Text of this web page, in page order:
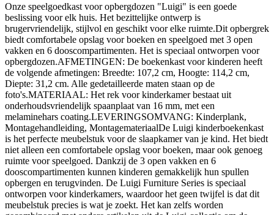
Onze speelgoedkast voor opbergdozen "Luigi" is een goede
beslissing voor elk huis. Het bezittelijke ontwerp is
brugervriendelijk, stijlvol en geschikt voor elke ruimte.Dit opbergrek
biedt comfortabele opslag voor boeken en speelgoed met 3 open
vakken en 6 dooscompartimenten. Het is speciaal ontworpen voor
opbergdozen.AFMETINGEN: De boekenkast voor kinderen heeft
de volgende afmetingen: Breedte: 107,2 cm, Hoogte: 114,2 cm,
Diepte: 31,2 cm. Alle gedetailleerde maten staan op de
foto's.MATERIAAL: Het rek voor kinderkamer bestaat uit
onderhoudsvriendelijk spaanplaat van 16 mm, met een
melaminehars coating.LEVERINGSOMVANG: Kinderplank,
Montagehandleiding, MontagemateriaalDe Luigi kinderboekenkast
is het perfecte meubelstuk voor de slaapkamer van je kind. Het biedt
niet alleen een comfortabele opslag voor boeken, maar ook genoeg
ruimte voor speelgoed. Dankzij de 3 open vakken en 6
dooscompartimenten kunnen kinderen gemakkelijk hun spullen
opbergen en terugvinden. De Luigi Furniture Series is speciaal
ontworpen voor kinderkamers, waardoor het geen twijfel is dat dit
meubelstuk precies is wat je zoekt. Het kan zelfs worden